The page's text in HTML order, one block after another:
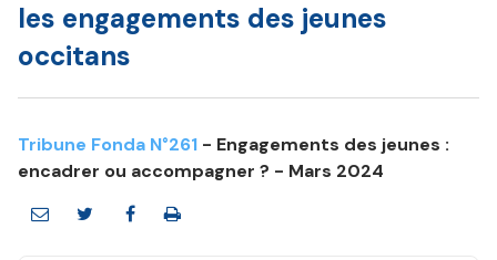
les engagements des jeunes
occitans
Tribune Fonda N°261 - Engagements des jeunes :
encadrer ou accompagner ? - Mars 2024